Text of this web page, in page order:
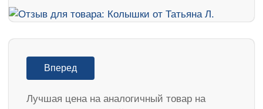
Вперед
Лучшая цена на аналогичный товар на